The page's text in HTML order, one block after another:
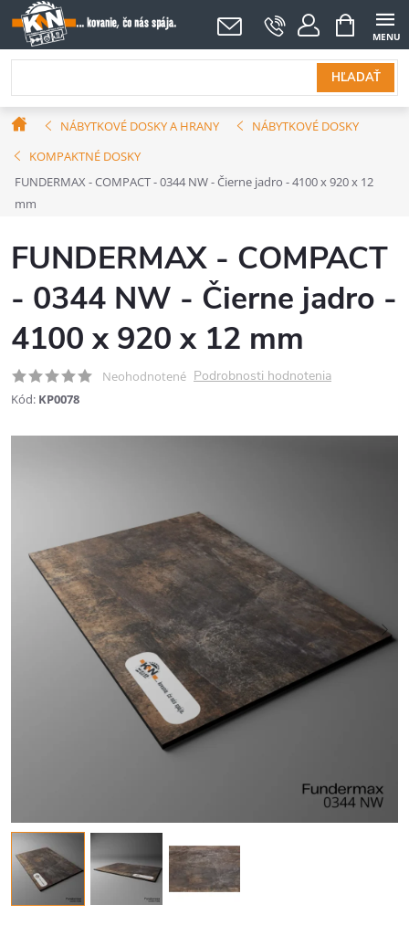
Prejsť
na
obsah
HĽADAŤ
NÁKUPNÝ
KOŠÍK
DomovNÁBYTKOVÉ DOSKY A HRANY
NÁBYTKOVÉ DOSKY
KOMPAKTNÉ DOSKY
FUNDERMAX - COMPACT - 0344 NW - Čierne jadro - 4100 x 920 x 12
mm
FUNDERMAX - COMPACT
- 0344 NW - Čierne jadro -
4100 x 920 x 12 mm
Neohodnotené Podrobnosti hodnotenia
Kód: KP0078